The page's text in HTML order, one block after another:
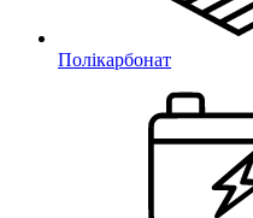
Полікарбонат